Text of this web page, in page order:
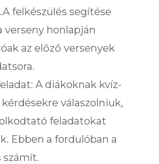
felkészülés segítése
verseny honlapján
az előző versenyek
A diákoknak kvíz-
válaszolniuk,
feladatokat
Ebben a fordulóban a
számít.